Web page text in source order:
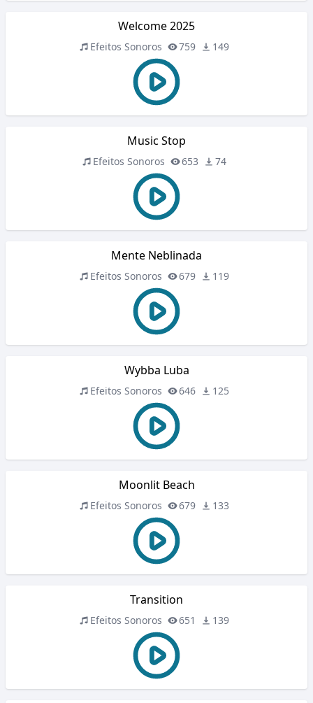
Welcome 2025
Efeitos Sonoros 759 149
Music Stop
Efeitos Sonoros 653 74
Mente Neblinada
Efeitos Sonoros 679 119
Wybba Luba
Efeitos Sonoros 646 125
Moonlit Beach
Efeitos Sonoros 679 133
Transition
Efeitos Sonoros 651 139